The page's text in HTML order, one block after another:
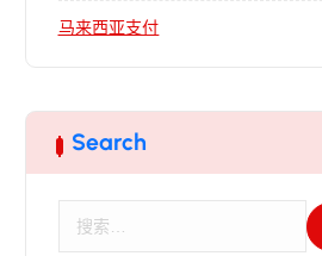
马来西亚支付
Search